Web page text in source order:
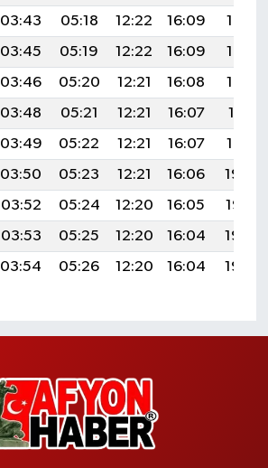
03:43 05:18 12:22 16:09
19:15
03:45 05:19 12:22 16:09
19:14
03:46 05:20 12:21 16:08
19:13
03:48 05:21 12:21 16:07
19:11
03:49 05:22 12:21 16:07
19:10
03:50 05:23 12:21 16:06
19:08
03:52 05:24 12:20 16:05
19:07
03:53 05:25 12:20 16:04
19:05
03:54 05:26 12:20 16:04 19:04